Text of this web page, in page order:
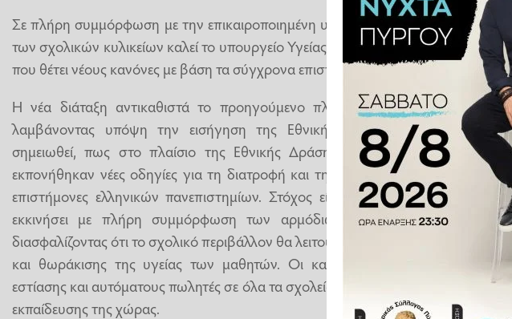
Σε πλήρη συμμόρφωση με την επικαιροποιημένη υγειονομική διάταξη για τη
των σχολικών κυλικείων καλεί το υπουργείο Υγείας, από το νέο σχολικό έτος
που θέτει νέους κανόνες με βάση τα σύγχρονα επιστημονικά δεδομένα.
Η νέα διάταξη αντικαθιστά το προηγούμενο πλαίσιο του 2013 και
λαμβάνοντας υπόψη την εισήγηση της Εθνικής Επιτροπής Διατροφής.
σημειωθεί, πως στο πλαίσιο της Εθνικής Δράσης κατά της Παιδικής
εκπονήθηκαν νέες οδηγίες για τη διατροφή και την άσκηση, για τη χώρα μας,
επιστήμονες ελληνικών πανεπιστημίων. Στόχος είναι, το σχολικό έτος 2026-
εκκινήσει με πλήρη συμμόρφωση των αρμόδιων φορέων στους νέους
διασφαλίζοντας ότι το σχολικό περιβάλλον θα λειτουργεί ως πρότυπο υγιεινής
και θωράκισης της υγείας των μαθητών. Οι κανόνες ισχύουν, επίσης, για
εστίασης και αυτόματους πωλητές σε όλα τα σχολεία Πρωτοβάθμιας και
εκπαίδευσης της χώρας.